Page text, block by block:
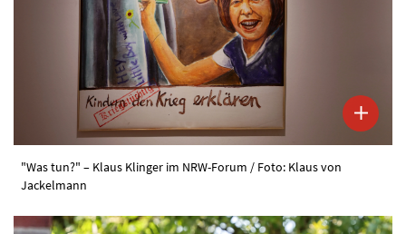
"Was tun?" – Klaus Klinger im NRW-Forum / Foto: Klaus von
Jackelmann